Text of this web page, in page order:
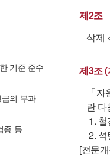
기준 준수
의 부과
종 등
제2조
삭제
제3조
「
란
1.
2. 석
[전문